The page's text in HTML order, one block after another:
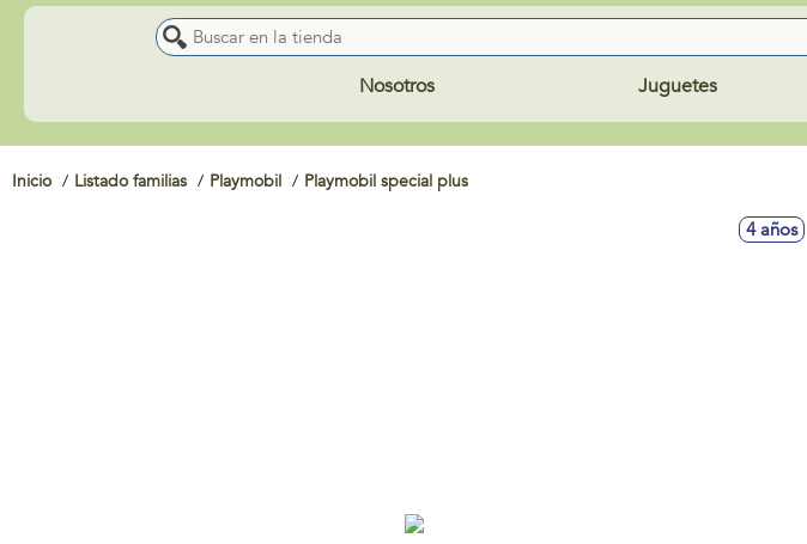
Nosotros Juguetes
Inicio Listado familias Playmobil Playmobil special plus
4 años